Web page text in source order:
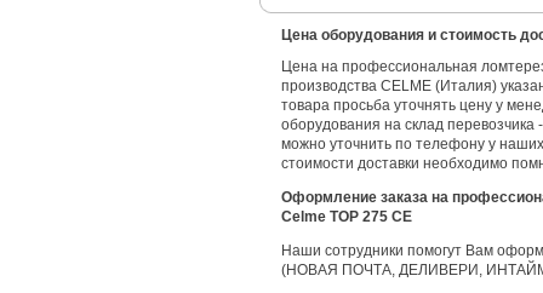
Цена оборудования и стоимость
Цена на профессиональная
производства CELME (Италия)
товара просьба уточнять цену у
оборудования на склад
можно уточнить по телефону у
стоимости доставки необходимо
Оформление заказа на
Celme TOP 275 CE
Наши сотрудники помогут Вам
(НОВАЯ ПОЧТА, ДЕЛИВЕРИ,